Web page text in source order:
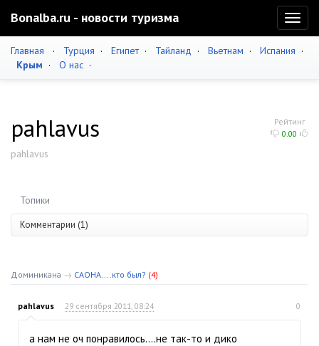
Bonalba.ru - новости туризма
Главная · Турция · Египет· Тайланд · Вьетнам · Испания ·
Крым · О нас ·
Рейтинг
0.00
pahlavus
pahlavus
Топики
Комментарии (1)
Доминикана → САОНА....кто был? (4)
pahlavus 29 сентября 2011, 08:24 0
а нам не оч понравилось....не так-то и дико